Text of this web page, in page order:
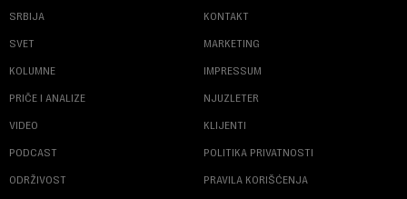
SRBIJA
SVET
KOLUMNE
PRIČE I ANALIZE
VIDEO
PODCAST
ODRŽIVOST
KONTAKT
MARKETING
IMPRESSUM
NJUZLETER
KLIJENTI
POLITIKA PRIVATNOSTI
PRAVILA KORIŠĆENJA